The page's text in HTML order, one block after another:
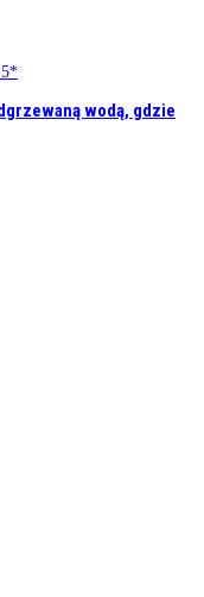
wodą, gdzie